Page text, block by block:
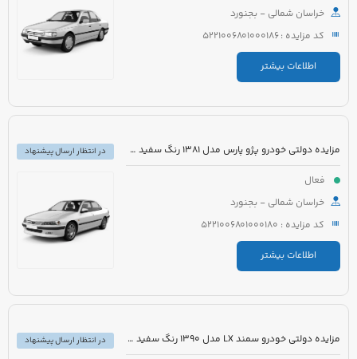
خراسان شمالی - بجنورد
کد مزایده : 5221006801000186
اطلاعات بیشتر
مزایده دولتی خودرو پژو پارس مدل 1381 رنگ سفید متالیک
فعال
خراسان شمالی - بجنورد
کد مزایده : 5221006801000180
اطلاعات بیشتر
در انتظار ارسال پیشنهاد
مزایده دولتی خودرو سمند LX مدل 1390 رنگ سفید روغنی
در انتظار ارسال پیشنهاد